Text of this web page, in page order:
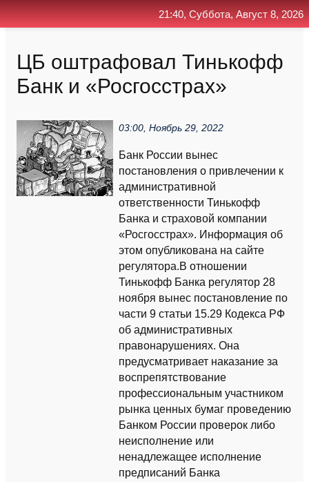
ЦБ оштрафовал Тинькофф
Банк и «Росгосстрах»
03:00, Ноябрь 29, 2022
Банк России вынес
постановления о привлечении к
административной
ответственности Тинькофф
Банка и страховой компании
«Росгосстрах». Информация об
этом опубликована на сайте
регулятора.В отношении
Тинькофф Банка регулятор 28
ноября вынес постановление по
части 9 статьи 15.29 Кодекса РФ
об административных
правонарушениях. Она
предусматривает наказание за
воспрепятствование
профессиональным участником
рынка ценных бумаг проведению
Банком России проверок либо
неисполнение или
ненадлежащее исполнение
предписаний Банка
21:40, Суббота, Август 8, 2026